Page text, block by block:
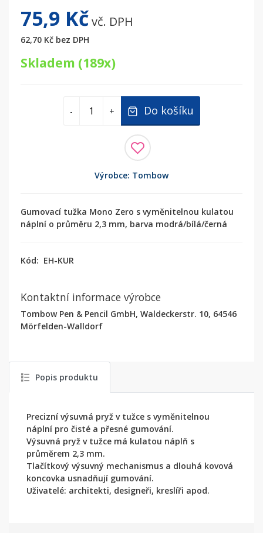
75,9 Kčvč. DPH
62,70 Kč bez DPH
Skladem (189x)
- + Do košíku
Výrobce: Tombow
Gumovací tužka Mono Zero s vyměnitelnou kulatou
náplní o průměru 2,3 mm, barva modrá/bílá/černá
Kód: EH-KUR
Kontaktní informace výrobce
Tombow Pen & Pencil GmbH, Waldeckerstr. 10, 64546
Mörfelden-Walldorf
Popis produktu
Precizní výsuvná pryž v tužce s vyměnitelnou
náplní pro čisté a přesné gumování.
Výsuvná pryž v tužce má kulatou náplň s
průměrem 2,3 mm.
Tlačítkový výsuvný mechanismus a dlouhá kovová
koncovka usnadňují gumování.
Uživatelé: architekti, designeři, kreslíři apod.